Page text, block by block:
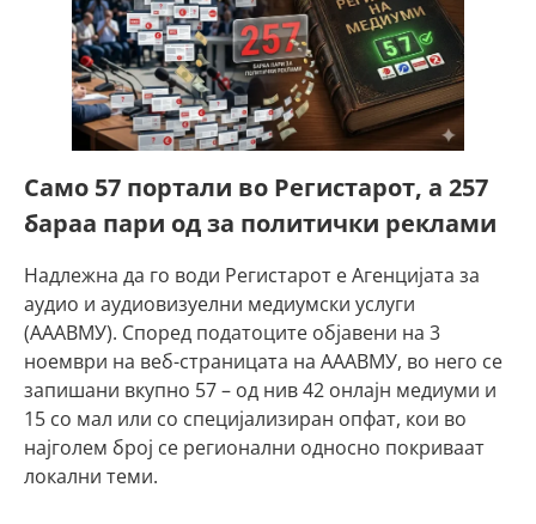
Само 57 портали во Регистарот, а 257
бараа пари од за политички реклами
Надлежна да го води Регистарот е Агенцијата за
аудио и аудиовизуелни медиумски услуги
(АААВМУ). Според податоците објавени на 3
ноември на веб-страницата на АААВМУ, во него се
запишани вкупно 57 – од нив 42 онлајн медиуми и
15 со мал или со специјализиран опфат, кои во
најголем број се регионални односно покриваат
локални теми.